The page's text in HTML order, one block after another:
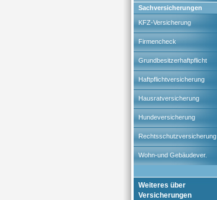
Sachversicherungen
KFZ-Versicherung
Firmencheck
Grundbesitzerhaftpflicht
Haftpflichtversicherung
Hausratversicherung
Hundeversicherung
Rechtsschutzversicherung
Wohn-und Gebäudever.
Weiteres über
Versicherungen